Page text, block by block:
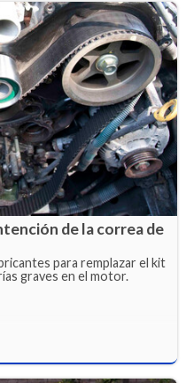
de la correa de
para remplazar el kit
graves en el motor.